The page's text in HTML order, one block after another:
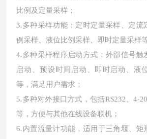
比例及定量采样；
3.多种采样功能：定时定量采样、定流
例采样、液位比例采样、即时定量采样
4.多种采样程序启动方式：外部信号触
启动、预设时间启动、即时启动、液
等，满足用户需求；
5.多种对外接口方式，包括RS232、4-
等，方便与其他在线设备联机；
6.内置流量计功能，适用于三角堰、矩